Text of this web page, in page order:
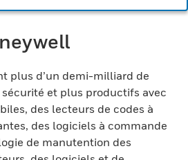
plus d’un demi-milliard de
et plus productifs avec
des lecteurs de codes à
des logiciels à commande
de manutention des